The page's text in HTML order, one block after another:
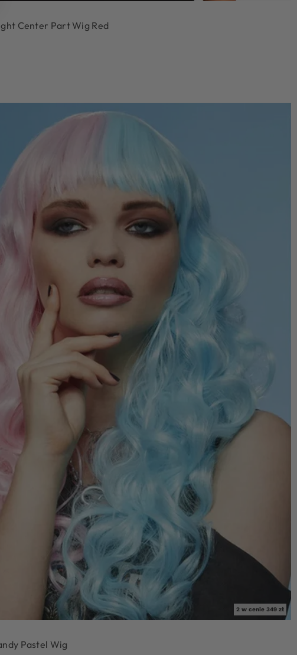
Center Part Wig Red
2 w cenie 349 zł
Pastel Wig